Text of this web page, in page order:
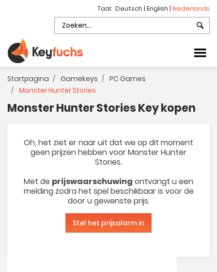
Taal: Deutsch | English | Nederlands
Startpagina Gamekeys
PC Games
Monster Hunter Stories
Monster Hunter Stories Key kopen
Oh, het ziet er naar uit dat we op dit moment
geen prijzen hebben voor Monster Hunter
Stories.
Met de prijswaarschuwing ontvangt u een
melding zodra het spel beschikbaar is voor de
door u gewenste prijs.
Stel het prijsalarm in